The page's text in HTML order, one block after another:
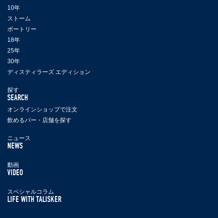
10年
ストーム
ボートリー
18年
25年
30年
ディスティラーズ エディション
探す
SEARCH
オンラインショップで注文
飲めるバー・店舗を探す
ニュース
NEWS
動画
VIDEO
スペシャルコラム
LIFE WITH TALISKER